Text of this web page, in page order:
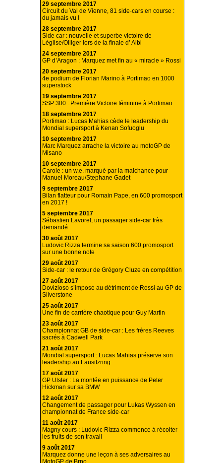
29 septembre 2017
Circuit du Val de Vienne, 81 side-cars en course :
du jamais vu !
28 septembre 2017
Side car : nouvelle et superbe victoire de
Léglise/Olliger lors de la finale d’ Albi
24 septembre 2017
GP d’Aragon : Marquez met fin au « miracle » Rossi
20 septembre 2017
4e podium de Florian Marino à Portimao en 1000
superstock
19 septembre 2017
SSP 300 : Première Victoire féminine à Portimao
18 septembre 2017
Portimao : Lucas Mahias cède le leadership du
Mondial supersport à Kenan Sofuoglu
10 septembre 2017
Marc Marquez arrache la victoire au motoGP de
Misano
10 septembre 2017
Carole : un w.e. marqué par la malchance pour
Manuel Moreau/Stephane Gadet
9 septembre 2017
Bilan flatteur pour Romain Pape, en 600 promosport
en 2017 !
5 septembre 2017
Sébastien Lavorel, un passager side-car très
demandé
30 août 2017
Ludovic Rizza termine sa saison 600 promosport
sur une bonne note
29 août 2017
Side-car : le retour de Grégory Cluze en compétition
27 août 2017
Dovizioso s’impose au détriment de Rossi au GP de
Silverstone
25 août 2017
Une fin de carrière chaotique pour Guy Martin
23 août 2017
Championnat GB de side-car : Les frères Reeves
sacrés à Cadwell Park
21 août 2017
Mondial supersport : Lucas Mahias préserve son
leadership au Lausitzring
17 août 2017
GP Ulster : La montée en puissance de Peter
Hickman sur sa BMW
12 août 2017
Changement de passager pour Lukas Wyssen en
championnat de France side-car
11 août 2017
Magny cours : Ludovic Rizza commence à récolter
les fruits de son travail
9 août 2017
Marquez donne une leçon à ses adversaires au
MotoGP de Brno